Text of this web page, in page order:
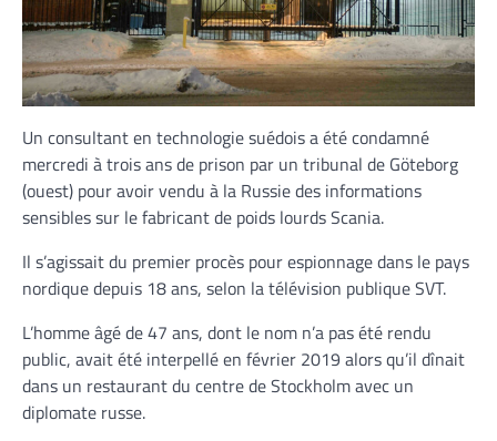
Un consultant en technologie suédois a été condamné
mercredi à trois ans de prison par un tribunal de Göteborg
(ouest) pour avoir vendu à la Russie des informations
sensibles sur le fabricant de poids lourds Scania.
Il s’agissait du premier procès pour espionnage dans le pays
nordique depuis 18 ans, selon la télévision publique SVT.
L’homme âgé de 47 ans, dont le nom n’a pas été rendu
public, avait été interpellé en février 2019 alors qu’il dînait
dans un restaurant du centre de Stockholm avec un
diplomate russe.